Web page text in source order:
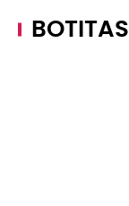
BOTITAS